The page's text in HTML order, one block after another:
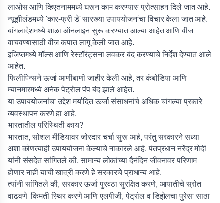
लाओस आणि व्हिएतनाममध्ये घरून काम करण्यास प्रोत्साहन दिले जात आहे.
न्यूझीलंडमध्ये 'कार-फ्री डे' सारख्या उपाययोजनांचा विचार केला जात आहे.
बांगलादेशमध्ये शाळा ऑनलाइन सुरू करण्यात आल्या आहेत आणि वीज
वाचवण्यासाठी वीज कपात लागू केली जात आहे.
इजिप्तमध्ये मॉल्स आणि रेस्टॉरंट्सना लवकर बंद करण्याचे निर्देश देण्यात आले
आहेत.
फिलीपिन्सने ऊर्जा आणीबाणी जाहीर केली आहे, तर कंबोडिया आणि
म्यानमारमध्ये अनेक पेट्रोल पंप बंद झाले आहेत.
या उपाययोजनांचा उद्देश मर्यादित ऊर्जा संसाधनांचे अधिक चांगल्या प्रकारे
व्यवस्थापन करणे हा आहे.
भारतातील परिस्थिती काय?
भारतात, सोशल मीडियावर जोरदार चर्चा सुरू आहे, परंतु सरकारने सध्या
अशा कोणत्याही उपाययोजना केल्याचे नाकारले आहे. पंतप्रधान नरेंद्र मोदी
यांनी संसदेत सांगितले की, सामान्य लोकांच्या दैनंदिन जीवनावर परिणाम
होणार नाही याची खात्री करणे हे सरकारचे प्राधान्य आहे.
त्यांनी सांगितले की, सरकार ऊर्जा पुरवठा सुरक्षित करणे, आयातीचे स्रोत
वाढवणे, किमती स्थिर करणे आणि एलपीजी, पेट्रोल व डिझेलचा पुरेसा साठा